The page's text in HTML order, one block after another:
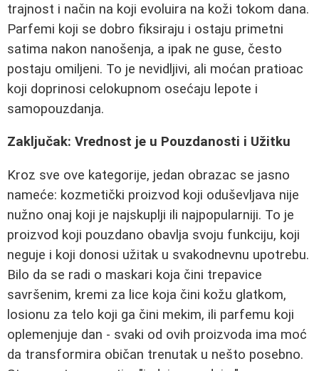
trajnost i način na koji evoluira na koži tokom dana.
Parfemi koji se dobro fiksiraju i ostaju primetni
satima nakon nanošenja, a ipak ne guse, često
postaju omiljeni. To je nevidljivi, ali moćan pratioac
koji doprinosi celokupnom osećaju lepote i
samopouzdanja.
Zaključak: Vrednost je u Pouzdanosti i Užitku
Kroz sve ove kategorije, jedan obrazac se jasno
nameće: kozmetički proizvod koji oduševljava nije
nužno onaj koji je najskuplji ili najpopularniji. To je
proizvod koji pouzdano obavlja svoju funkciju, koji
neguje i koji donosi užitak u svakodnevnu upotrebu.
Bilo da se radi o maskari koja čini trepavice
savršenim, kremi za lice koja čini kožu glatkom,
losionu za telo koji ga čini mekim, ili parfemu koji
oplemenjuje dan - svaki od ovih proizvoda ima moć
da transformira običan trenutak u nešto posebno.